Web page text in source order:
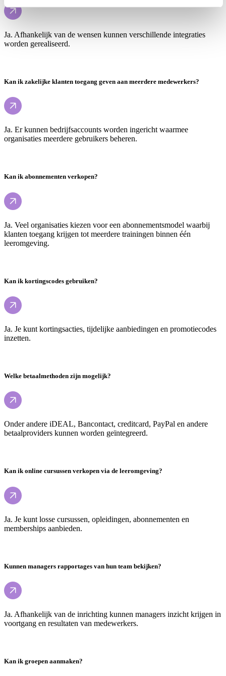
Ja. Afhankelijk van de wensen kunnen verschillende integraties
worden gerealiseerd.
Kan ik zakelijke klanten toegang geven aan meerdere medewerkers?
Ja. Er kunnen bedrijfsaccounts worden ingericht waarmee
organisaties meerdere gebruikers beheren.
Kan ik abonnementen verkopen?
Ja. Veel organisaties kiezen voor een abonnementsmodel waarbij
klanten toegang krijgen tot meerdere trainingen binnen één
leeromgeving.
Kan ik kortingscodes gebruiken?
Ja. Je kunt kortingsacties, tijdelijke aanbiedingen en promotiecodes
inzetten.
Welke betaalmethoden zijn mogelijk?
Onder andere iDEAL, Bancontact, creditcard, PayPal en andere
betaalproviders kunnen worden geïntegreerd.
Kan ik online cursussen verkopen via de leeromgeving?
Ja. Je kunt losse cursussen, opleidingen, abonnementen en
memberships aanbieden.
Kunnen managers rapportages van hun team bekijken?
Ja. Afhankelijk van de inrichting kunnen managers inzicht krijgen in
voortgang en resultaten van medewerkers.
Kan ik groepen aanmaken?